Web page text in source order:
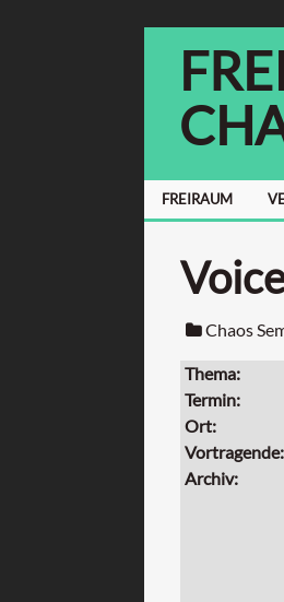
FREIRAUM
Chaos
Thema
Termin
Ort
Vortragende
Archiv